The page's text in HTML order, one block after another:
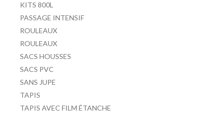
KITS 800L
PASSAGE INTENSIF
ROULEAUX
ROULEAUX
SACS HOUSSES
SACS PVC
SANS JUPE
TAPIS
TAPIS AVEC FILM ÉTANCHE